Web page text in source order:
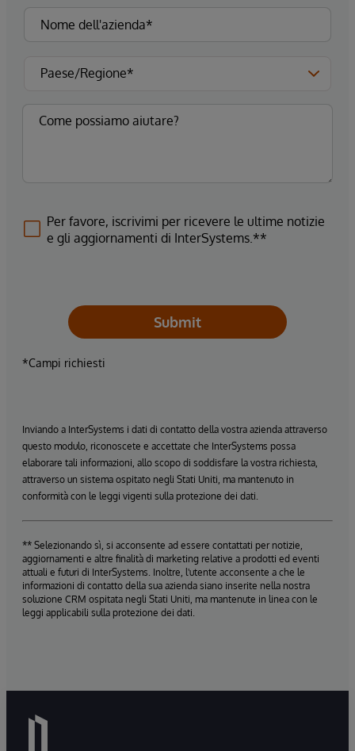
Per favore, iscrivimi per ricevere le ultime notizie
e gli aggiornamenti di InterSystems.**
Submit
*Campi richiesti
Inviando a InterSystems i dati di contatto della vostra azienda attraverso
questo modulo, riconoscete e accettate che InterSystems possa
elaborare tali informazioni, allo scopo di soddisfare la vostra richiesta,
attraverso un sistema ospitato negli Stati Uniti, ma mantenuto in
conformità con le leggi vigenti sulla protezione dei dati.
** Selezionando sì, si acconsente ad essere contattati per notizie,
aggiornamenti e altre finalità di marketing relative a prodotti ed eventi
attuali e futuri di InterSystems. Inoltre, l'utente acconsente a che le
informazioni di contatto della sua azienda siano inserite nella nostra
soluzione CRM ospitata negli Stati Uniti, ma mantenute in linea con le
leggi applicabili sulla protezione dei dati.